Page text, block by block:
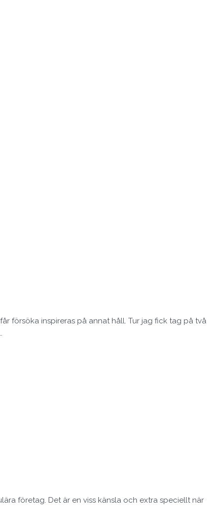
försöka inspireras på annat håll. Tur jag fick tag på två
företag. Det är en viss känsla och extra speciellt när